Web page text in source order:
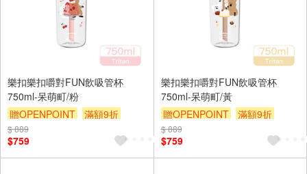
樂扣樂扣嚼對FUN飲吸管杯
750ml-呆萌町/粉
贈OPENPOINT
滿額9折
贈$200
$ 889
$759
樂扣樂扣嚼對FUN飲吸管杯
750ml-呆萌町/黃
贈OPENPOINT
滿額9折
贈$200
$ 889
$759